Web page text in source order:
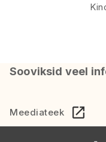
Sooviksid veel
Meediateek